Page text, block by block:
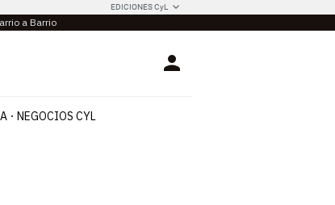
EDICIONES CyL
a Barrio
Login
NEGOCIOS CYL